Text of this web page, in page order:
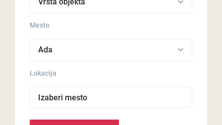
Mesto
Lokacija
Izaberi mesto